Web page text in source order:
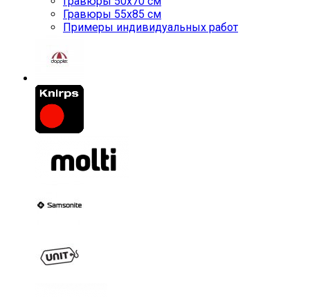
Гравюры 55x85 см
Примеры индивидуальных работ